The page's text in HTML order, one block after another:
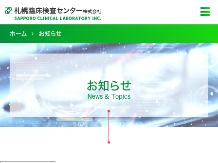
ホーム お知らせ
お知らせ
News & Topics